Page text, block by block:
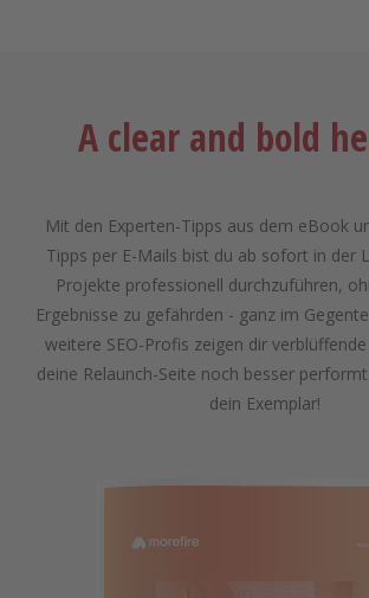
A clear and bold
Mit den Experten-Tipps aus dem eBook
Tipps per E-Mails bist du ab sofort in der
Projekte professionell durchzuführen,
Ergebnisse zu gefährden - ganz im
weitere SEO-Profis zeigen dir
deine Relaunch-Seite noch besser
dein Exemplar!